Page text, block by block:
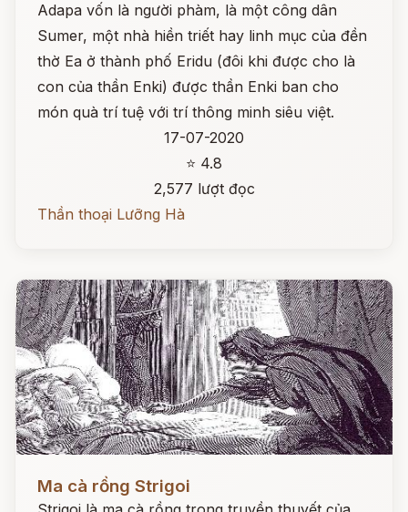
Adapa vốn là người phàm, là một công dân
Sumer, một nhà hiền triết hay linh mục của đền
thờ Ea ở thành phố Eridu (đôi khi được cho là
con của thần Enki) được thần Enki ban cho
món quà trí tuệ với trí thông minh siêu việt.
17-07-2020
⭐ 4.8
2,577 lượt đọc
Thần thoại Lưỡng Hà
Ma cà rồng Strigoi